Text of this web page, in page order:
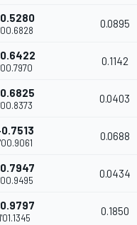
0.0895
0.1142
0.0403
0.0688
0.0434
0.1850